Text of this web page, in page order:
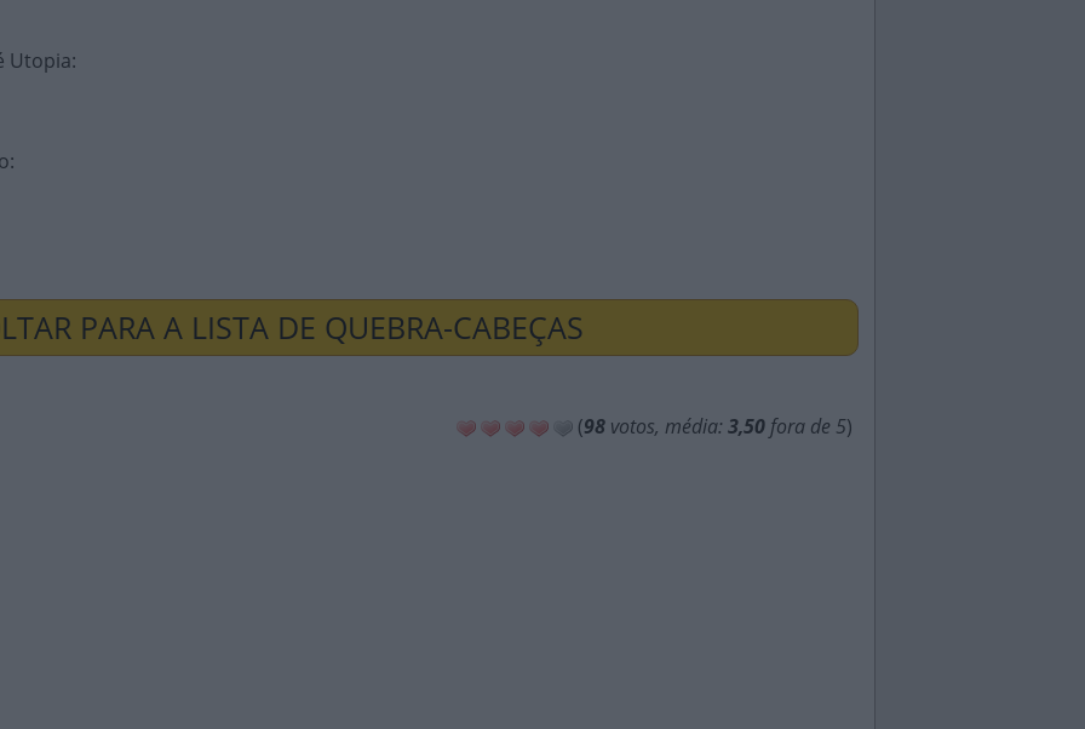
Utopia:
:
PARA A LISTA DE QUEBRA-CABEÇAS
(98 votos, média: 3,50 fora de 5)